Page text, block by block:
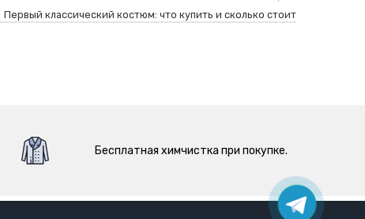
Первый классический костюм: что купить и сколько стоит
Бесплатная химчистка при покупке.